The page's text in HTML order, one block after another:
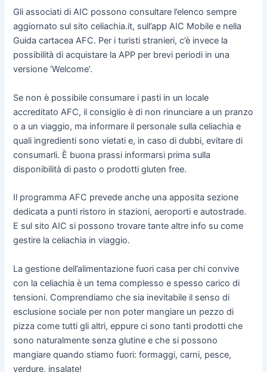
Gli associati di AIC possono consultare l’elenco sempre
aggiornato sul sito celiachia.it, sull’app AIC Mobile e nella
Guida cartacea AFC. Per i turisti stranieri, c’è invece la
possibilità di acquistare la APP per brevi periodi in una
versione ‘Welcome’.
Se non è possibile consumare i pasti in un locale
accreditato AFC, il consiglio è di non rinunciare a un pranzo
o a un viaggio, ma informare il personale sulla celiachia e
quali ingredienti sono vietati e, in caso di dubbi, evitare di
consumarli. È buona prassi informarsi prima sulla
disponibilità di pasto o prodotti gluten free.
Il programma AFC prevede anche una apposita sezione
dedicata a punti ristoro in stazioni, aeroporti e autostrade.
E sul sito AIC si possono trovare tante altre info su come
gestire la celiachia in viaggio.
La gestione dell’alimentazione fuori casa per chi convive
con la celiachia è un tema complesso e spesso carico di
tensioni. Comprendiamo che sia inevitabile il senso di
esclusione sociale per non poter mangiare un pezzo di
pizza come tutti gli altri, eppure ci sono tanti prodotti che
sono naturalmente senza glutine e che si possono
mangiare quando stiamo fuori: formaggi, carni, pesce,
verdure, insalate!